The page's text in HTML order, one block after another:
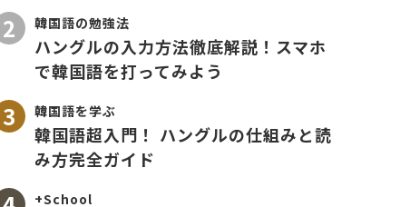
韓国語の勉強法
ハングルの入力方法徹底解説！スマホ
で韓国語を打ってみよう
韓国語を学ぶ
韓国語超入門！ ハングルの仕組みと読
み方完全ガイド
+School